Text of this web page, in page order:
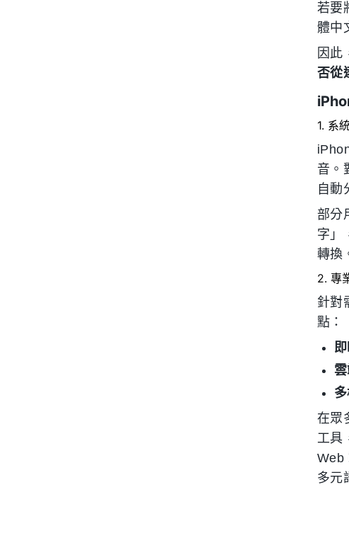
若要
體中
因此
否從
1. 系
音。
自動
部分
字」
轉換
2. 專
針對
點：
在眾
工具
Web
多元